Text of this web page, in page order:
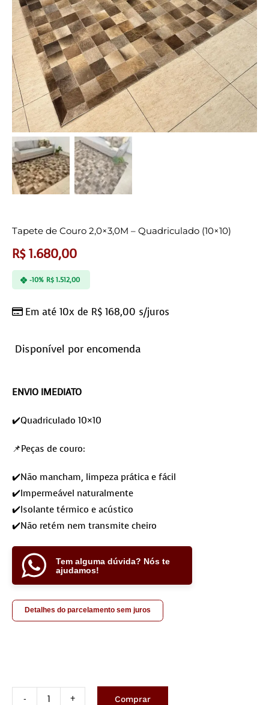
Tapete de Couro 2,0×3,0M – Quadriculado (10×10)
R$1.680,00
Em até 10x de R$ 168,00 s/juros
-10% R$1.512,00
Disponível por encomenda
ENVIO IMEDIATO
✔️Quadriculado 10×10
📌Peças de couro:
✔️Não mancham, limpeza prática e fácil
✔️Impermeável naturalmente
✔️Isolante térmico e acústico
✔️Não retém nem transmite cheiro
Tem alguma dúvida? Nós te
ajudamos!
Detalhes do parcelamento sem juros
Comprar